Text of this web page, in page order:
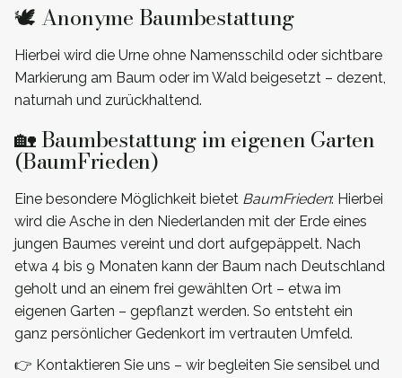
🕊️ Anonyme Baumbestattung
Hierbei wird die Urne ohne Namensschild oder sichtbare
Markierung am Baum oder im Wald beigesetzt – dezent,
naturnah und zurückhaltend.
🏡 Baumbestattung im eigenen Garten
(BaumFrieden)
Eine besondere Möglichkeit bietet BaumFrieden: Hierbei
wird die Asche in den Niederlanden mit der Erde eines
jungen Baumes vereint und dort aufgepäppelt. Nach
etwa 4 bis 9 Monaten kann der Baum nach Deutschland
geholt und an einem frei gewählten Ort – etwa im
eigenen Garten – gepflanzt werden. So entsteht ein
ganz persönlicher Gedenkort im vertrauten Umfeld.
👉 Kontaktieren Sie uns – wir begleiten Sie sensibel und